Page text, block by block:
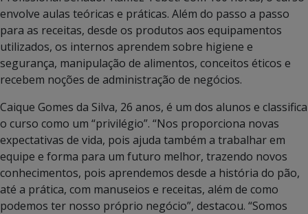
envolve aulas teóricas e práticas. Além do passo a passo
para as receitas, desde os produtos aos equipamentos
utilizados, os internos aprendem sobre higiene e
segurança, manipulação de alimentos, conceitos éticos e
recebem noções de administração de negócios.
Caique Gomes da Silva, 26 anos, é um dos alunos e classifica
o curso como um “privilégio”. “Nos proporciona novas
expectativas de vida, pois ajuda também a trabalhar em
equipe e forma para um futuro melhor, trazendo novos
conhecimentos, pois aprendemos desde a história do pão,
até a prática, com manuseios e receitas, além de como
podemos ter nosso próprio negócio”, destacou. “Somos